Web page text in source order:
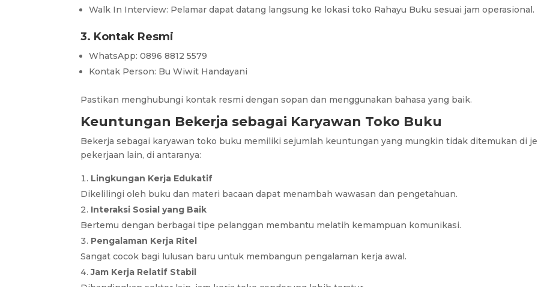
Walk In Interview: Pelamar dapat datang langsung ke lokasi toko Rahayu Buku sesuai jam operasional.
3. Kontak Resmi
WhatsApp: 0896 8812 5579
Kontak Person: Bu Wiwit Handayani
Pastikan menghubungi kontak resmi dengan sopan dan menggunakan bahasa yang baik.
Keuntungan Bekerja sebagai Karyawan Toko Buku
Bekerja sebagai karyawan toko buku memiliki sejumlah keuntungan yang mungkin tidak ditemukan di
pekerjaan lain, di antaranya:
Lingkungan Kerja Edukatif
Dikelilingi oleh buku dan materi bacaan dapat menambah wawasan dan pengetahuan.
Interaksi Sosial yang Baik
Bertemu dengan berbagai tipe pelanggan membantu melatih kemampuan komunikasi.
Pengalaman Kerja Ritel
Sangat cocok bagi lulusan baru untuk membangun pengalaman kerja awal.
Jam Kerja Relatif Stabil